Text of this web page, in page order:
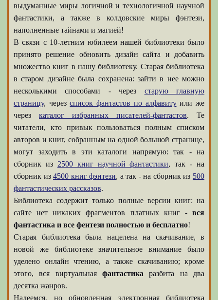
выдуманные миры логичной и технологичной научной
фантастики, а также в колдовские миры фэнтези,
наполненные тайнами и магией!
В связи с 10-летним юбилеем нашей библиотеки было
принято решение обновить дизайн сайта и добавить
множество книг в нашу библиотеку. Старая библиотека
в старом дизайне была сохранена: зайти в нее можно
несколькими способами - через старую главную
страницу, черезсписок фантастов по алфавитуили же
через каталог избранных писателей-фантастов. Те
читатели, кто привык пользоваться полным списком
авторов и книг, собранным на одной большой странице,
могут заходить в эти каталоги напрямую: так - на
сборник из 2500 книг научной фантастики, так - на
сборник из4500 книг фэнтези, а так - на сборник из 500
фантастических рассказов.
Библиотека содержит только полные версии книг: на
сайте нет никаких фрагментов платных книг - вся
фантастика и все фентези полностью и бесплатно!
Старая библиотека была нацелена на скачивание, в
новой же библиотеке значительное внимание было
уделено онлайн чтению, а также скачиванию; кроме
этого, вся виртуальная фантастика разбита на два
десятка жанров.
Надеемся, но обновленная электронная библиотека